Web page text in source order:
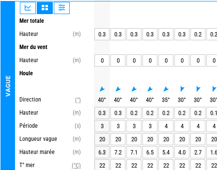
VAGUE
Mer totale
Hauteur
(m)
Mer du vent
Hauteur
(m)
Houle
Direction
(°)
Hauteur
(m)
Période
(s)
Longueur vague
(m)
Hauteur marée
(m)
T° mer
(°C)
0.3 0.3 0.3 0.3 0.3 0.3 0.2 0.2
0 0 0 0 0 0 0 0
40° 40° 40° 40° 35° 30° 30° 30
0.3
0.3 0.2 0.2 0.2 0.2 0.2
0.1
3
3 3 3 4 4 4
4
20
20 20 20 20 20 20
20
6.3
7.2 7.1 6.5 5.4 4.0 2.7
1.6
22
22 22 22 22 22 22 22